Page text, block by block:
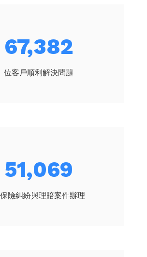
72,149
位客戶順利解決問題
54,682
險糾紛與理賠案件辦理